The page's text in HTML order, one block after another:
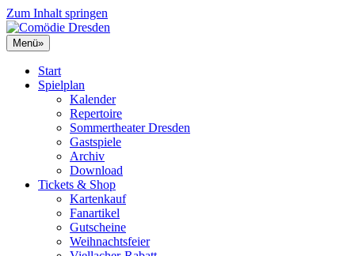
Zum Inhalt springen
Menü»
Start
Spielplan
Kalender
Repertoire
Sommertheater Dresden
Gastspiele
Archiv
Download
Tickets & Shop
Kartenkauf
Fanartikel
Gutscheine
Weihnachtsfeier